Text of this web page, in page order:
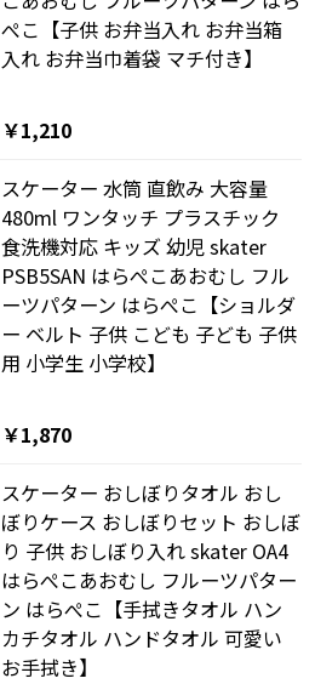
ぺこ【子供 お弁当入れ お弁当箱
入れ お弁当巾着袋 マチ付き】
￥1,210
スケーター 水筒 直飲み 大容量
480ml ワンタッチ プラスチック
食洗機対応 キッズ 幼児 skater
PSB5SAN はらぺこあおむし フル
ーツパターン はらぺこ【ショルダ
ー ベルト 子供 こども 子ども 子供
用 小学生 小学校】
￥1,870
スケーター おしぼりタオル おし
ぼりケース おしぼりセット おしぼ
り 子供 おしぼり入れ skater OA4
はらぺこあおむし フルーツパター
ン はらぺこ【手拭きタオル ハン
カチタオル ハンドタオル 可愛い
お手拭き】